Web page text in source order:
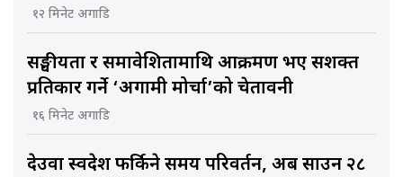
१२ मिनेट अगाडि
सङ्घीयता र समावेशितामाथि आक्रमण भए सशक्त
प्रतिकार गर्ने ‘अग्रगामी मोर्चा’को चेतावनी
१६ मिनेट अगाडि
देउवा स्वदेश फर्किने समय परिवर्तन, अब साउन २८